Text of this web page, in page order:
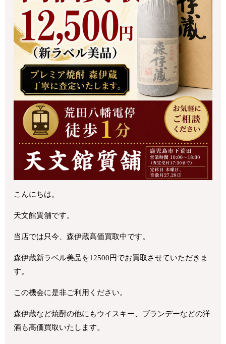
こんにちは。
天文館質舗です。
当店では只今、森伊蔵高価買取中です。
森伊蔵新ラベル美品を12500円でお買取させていただきま
す。
この機会に是非ご利用ください。
森伊蔵など焼酎の他にもウイスキー、ブランデーなどの洋
酒も高価買取いたします。